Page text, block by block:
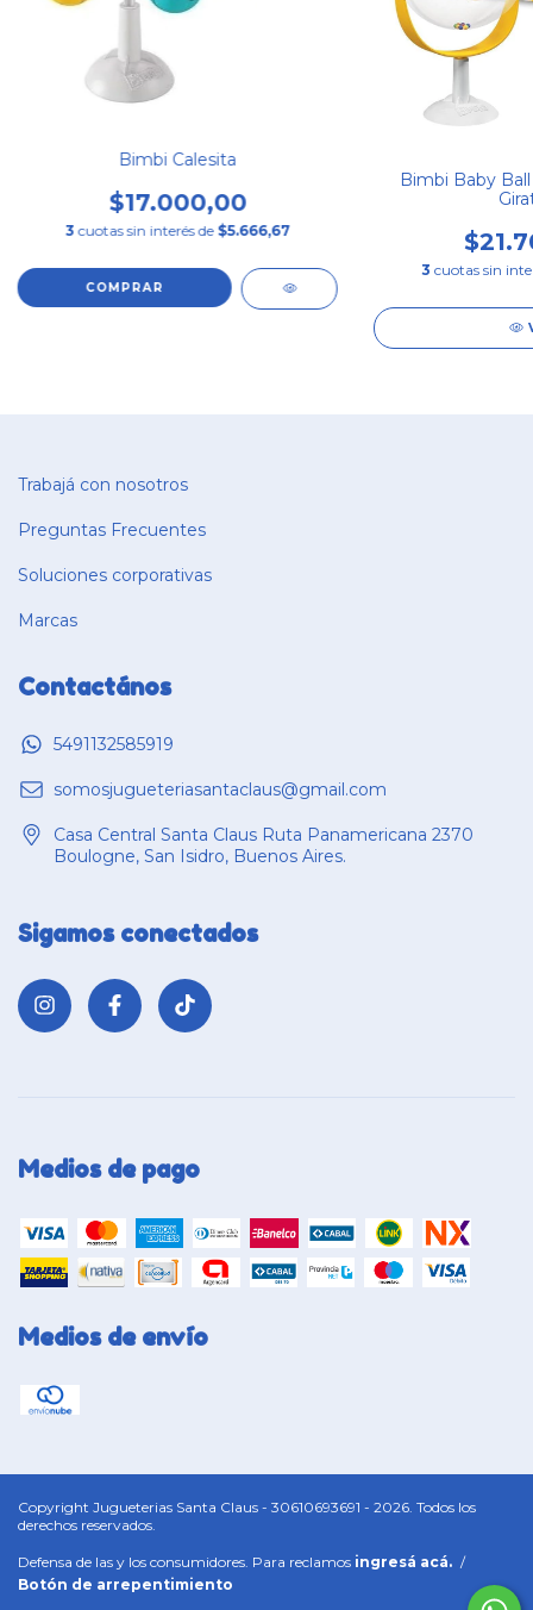
Bimbi Calesita
$17.000,00
3 cuotas sin interés de $5.666,67
Bimbi Baby
3 cuotas sin
Trabajá con nosotros
Preguntas Frecuentes
Soluciones corporativas
Marcas
Contactános
5491132585919
somosjugueteriasantaclaus@gmail.com
Casa Central Santa Claus Ruta Panamericana 2370
Boulogne, San Isidro, Buenos Aires.
Sigamos conectados
Medios de pago
Medios de envío
Copyright Jugueterias Santa Claus - 30610693691 - 2026. Todos los
derechos reservados.
Defensa de las y los consumidores. Para reclamos ingresá acá. /
Botón de arrepentimiento